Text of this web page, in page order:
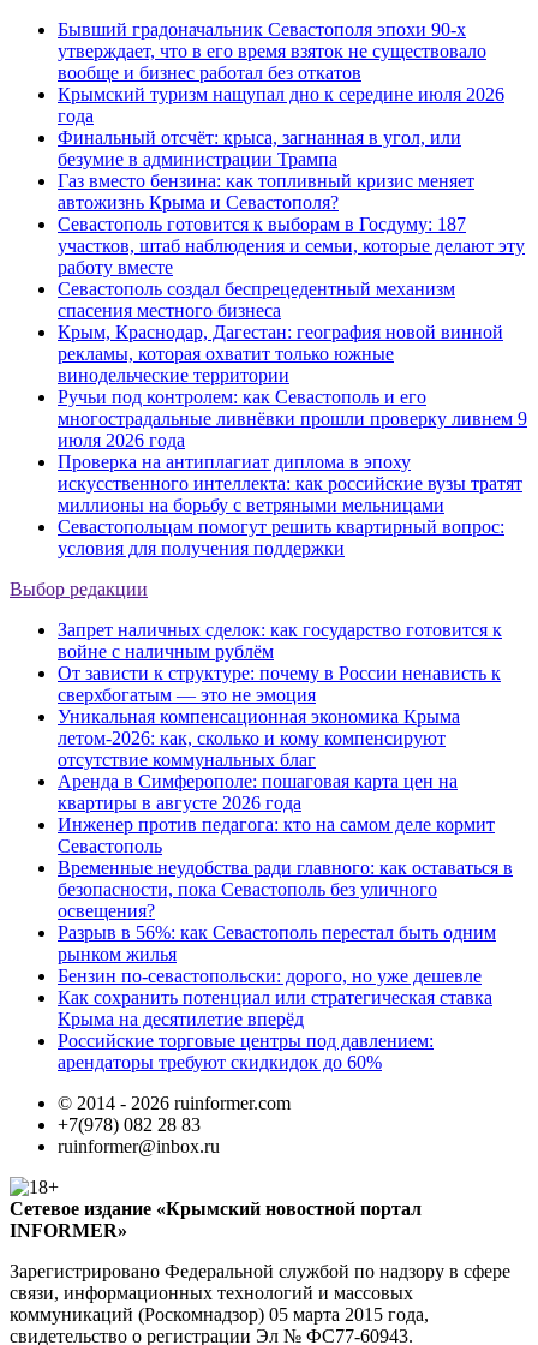
Бывший градоначальник Севастополя эпохи 90-х
утверждает, что в его время взяток не существовало
вообще и бизнес работал без откатов
Крымский туризм нащупал дно к середине июля 2026
года
Финальный отсчёт: крыса, загнанная в угол, или
безумие в администрации Трампа
Газ вместо бензина: как топливный кризис меняет
автожизнь Крыма и Севастополя?
Севастополь готовится к выборам в Госдуму: 187
участков, штаб наблюдения и семьи, которые делают эту
работу вместе
Севастополь создал беспрецедентный механизм
спасения местного бизнеса
Крым, Краснодар, Дагестан: география новой винной
рекламы, которая охватит только южные
винодельческие территории
Ручьи под контролем: как Севастополь и его
многострадальные ливнёвки прошли проверку ливнем 9
июля 2026 года
Проверка на антиплагиат диплома в эпоху
искусственного интеллекта: как российские вузы тратят
миллионы на борьбу с ветряными мельницами
Севастопольцам помогут решить квартирный вопрос:
условия для получения поддержки
Выбор редакции
Запрет наличных сделок: как государство готовится к
войне с наличным рублём
От зависти к структуре: почему в России ненависть к
сверхбогатым — это не эмоция
Уникальная компенсационная экономика Крыма
летом-2026: как, сколько и кому компенсируют
отсутствие коммунальных благ
Аренда в Симферополе: пошаговая карта цен на
квартиры в августе 2026 года
Инженер против педагога: кто на самом деле кормит
Севастополь
Временные неудобства ради главного: как оставаться в
безопасности, пока Севастополь без уличного
освещения?
Разрыв в 56%: как Севастополь перестал быть одним
рынком жилья
Бензин по-севастопольски: дорого, но уже дешевле
Как сохранить потенциал или стратегическая ставка
Крыма на десятилетие вперёд
Российские торговые центры под давлением:
арендаторы требуют скидкидок до 60%
© 2014 - 2026 ruinformer.com
+7(978) 082 28 83
ruinformer@inbox.ru
Сетевое издание «Крымский новостной портал
INFORMER»
Зарегистрировано Федеральной службой по надзору в сфере
связи, информационных технологий и массовых
коммуникаций (Роскомнадзор) 05 марта 2015 года,
свидетельство о регистрации Эл № ФС77-60943.